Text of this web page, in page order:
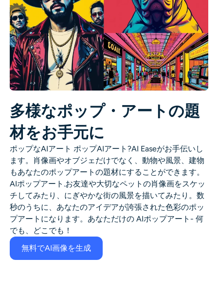
多様なポップ・アートの題
材をお手元に
ポップなAIアート ポップAIアート ?AI Easeがお手伝いし
ます。肖像画やオブジェだけでなく、動物や風景、建物
もあなたのポップアートの題材にすることができます。
AIポップアート .お友達や大切なペットの肖像画をスケッ
チしてみたり、にぎやかな街の風景を描いてみたり。数
秒のうちに、あなたのアイデアが誇張された色彩のポッ
プアートになります。あなただけの AIポップアート - 何
でも、どこでも！
無料でAI画像を生成